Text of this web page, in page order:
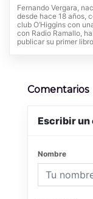
Fernando Vergara,
desde hace 18 años,
club O’Higgins con
con Radio Ramallo,
publicar su primer
Comentarios
Escribir
Nombre